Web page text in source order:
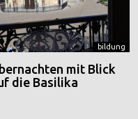
bildung
mit Blick
die Basilika